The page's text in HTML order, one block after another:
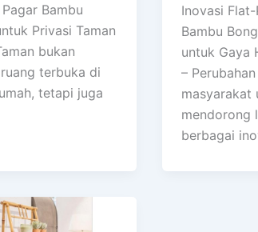
Bambu
Privasi Taman
bukan
terbuka di
tetapi juga
Inovasi
Bambu
untuk Gaya
–
masyarakat
mendorong
berbagai